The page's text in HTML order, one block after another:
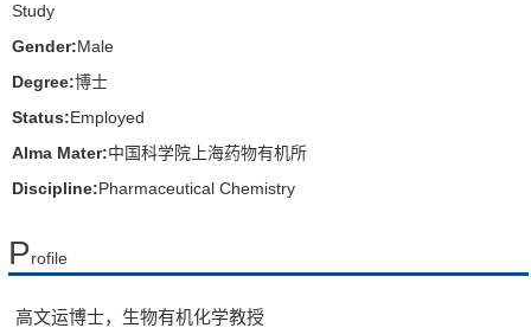
Study
Gender:Male
Degree:博士
Status:Employed
Alma Mater:中国科学院上海药物有机所
Discipline:Pharmaceutical Chemistry
Profile
高文运博士，生物有机化学教授